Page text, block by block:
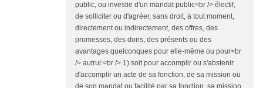
public, ou investie d'un mandat public<br /> électif,
de solliciter ou d'agréer, sans droit, à tout moment,
directement ou indirectement, des offres, des
promesses, des dons, des présents ou des
avantages quelconques pour elle-même ou pour<br
/> autrui:<br /> 1) soit pour accomplir ou s'abstenir
d'accomplir un acte de sa fonction, de sa mission ou
de son mandat ou facilité par sa fonction, sa mission